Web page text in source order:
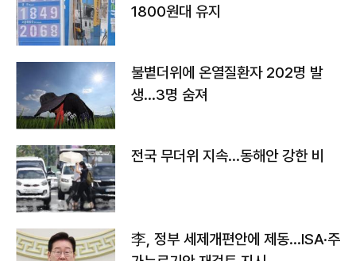
1800원대 유지
불볕더위에 온열질환자 202명 발
생…3명 숨져
전국 무더위 지속…동해안 강한 비
李, 정부 세제개편안에 제동…ISA·주